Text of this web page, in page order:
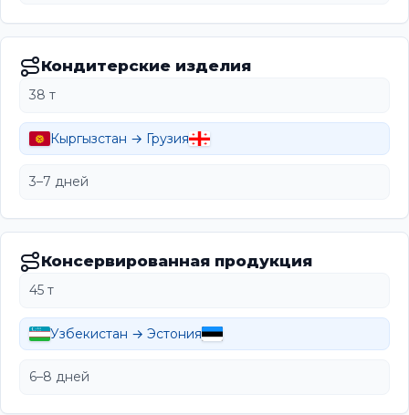
Кондитерские изделия
38 т
Кыргызстан → Грузия
3–7 дней
Консервированная продукция
45 т
Узбекистан → Эстония
6–8 дней